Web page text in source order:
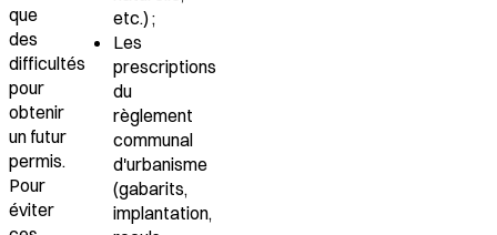
que
des
difficultés
pour
obtenir
un futur
permis.
Pour
éviter
etc.) ;
Les
prescriptions
du
règlement
communal
d'urbanisme
(gabarits,
implantation,